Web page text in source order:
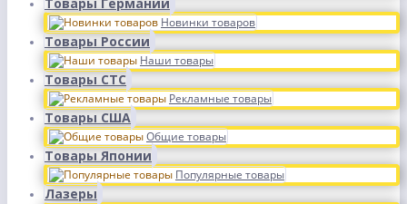
Новинки товаров
Товары России
Наши товары
Товары СТС
Рекламные товары
Товары США
Общие товары
Товары Японии
Популярные товары
Лазеры